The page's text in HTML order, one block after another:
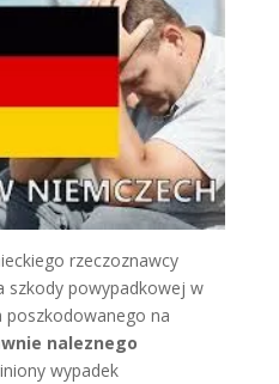
rzeczoznawcy
szkody powypadkowej w
poszkodowanego na
naleznego
wypadek